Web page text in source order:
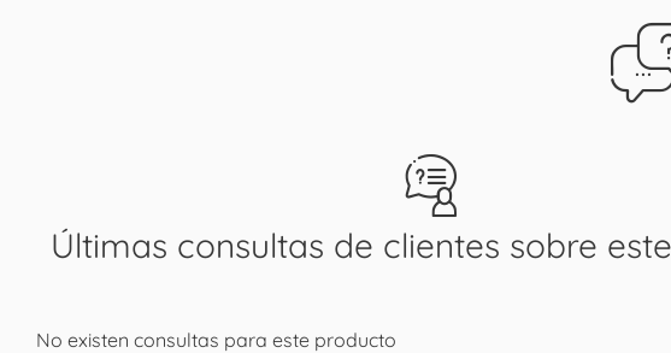
Últimas consultas de clientes sobre
No existen consultas para este producto